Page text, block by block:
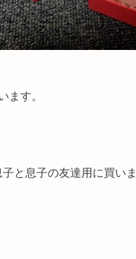
ます。
と息子の友達用に買いま